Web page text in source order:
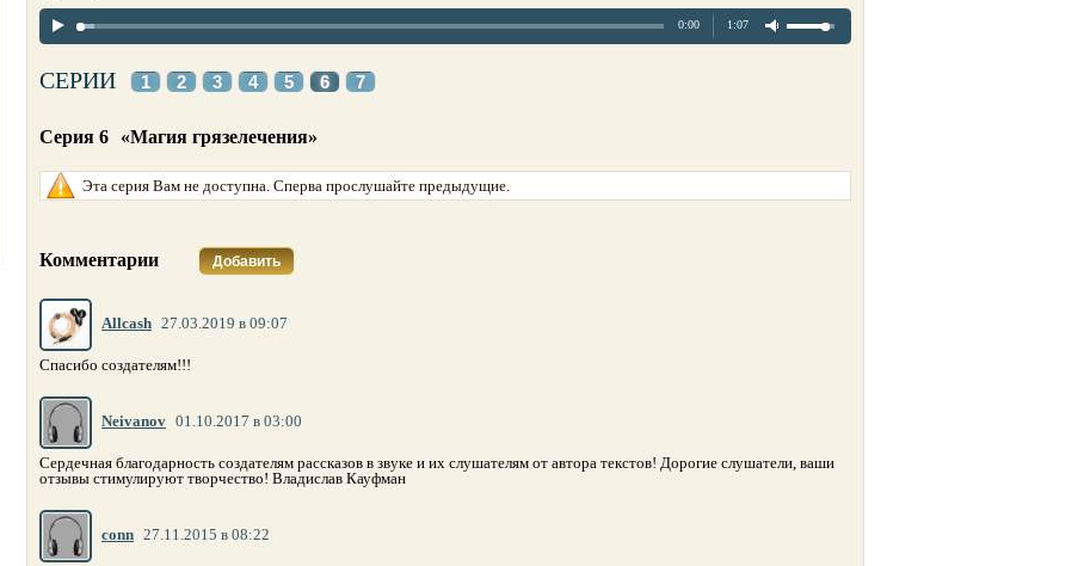
0:00 1:07
СЕРИИ 1 2 3 4 5 6 7
Серия 6 «Магия грязелечения»
Эта серия Вам не доступна. Сперва прослушайте предыдущие.
Комментарии Добавить
Allcash 27.03.2019 в 09:07
Спасибо создателям!!!
Neivanov 01.10.2017 в 03:00
Сердечная благодарность создателям рассказов в звуке и их слушателям от автора текстов! Дорогие слушатели, ваши
отзывы стимулируют творчество! Владислав Кауфман
conn 27.11.2015 в 08:22